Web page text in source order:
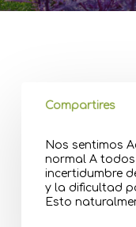
Compartires
Nos sentimos
normal A
incertidumbre
y la dificultad
Esto